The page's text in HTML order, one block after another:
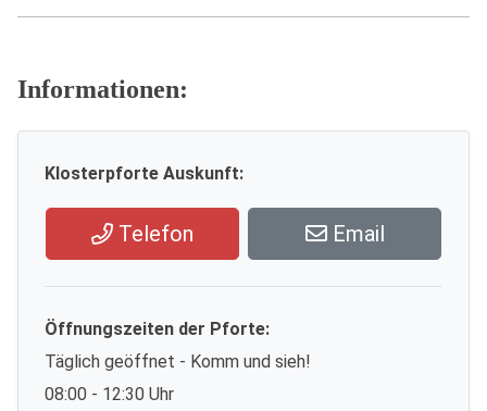
Informationen:
Klosterpforte Auskunft:
Telefon Email
Öffnungszeiten der Pforte:
Täglich geöffnet - Komm und sieh!
08:00 - 12:30 Uhr